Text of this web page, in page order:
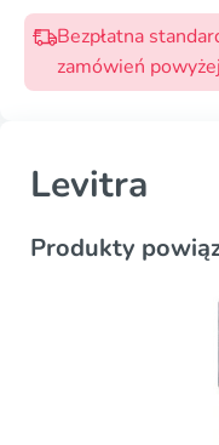
Bezpłatna
zamówień
Levitra
Produkty